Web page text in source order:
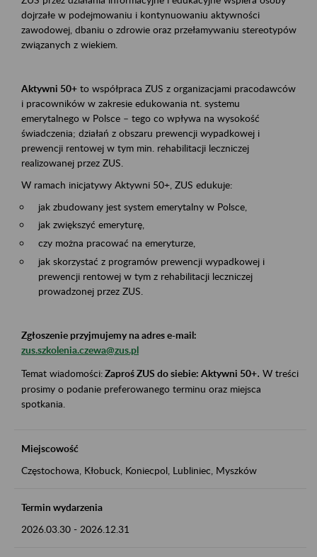
dojrzałe w podejmowaniu i kontynuowaniu aktywności
zawodowej, dbaniu o zdrowie oraz przełamywaniu stereotypów
związanych z wiekiem.
Aktywni 50+ to współpraca ZUS z organizacjami pracodawców
i pracowników w zakresie edukowania nt. systemu
emerytalnego w Polsce – tego co wpływa na wysokość
świadczenia; działań z obszaru prewencji wypadkowej i
prewencji rentowej w tym min. rehabilitacji leczniczej
realizowanej przez ZUS.
W ramach inicjatywy Aktywni 50+, ZUS edukuje:
jak zbudowany jest system emerytalny w Polsce,
jak zwiększyć emeryturę,
czy można pracować na emeryturze,
jak skorzystać z programów prewencji wypadkowej i
prewencji rentowej w tym z rehabilitacji leczniczej
prowadzonej przez ZUS.
Zgłoszenie przyjmujemy na adres e-mail:
zus.szkolenia.czewa@zus.pl
Temat wiadomości:Zaproś ZUS do siebie: Aktywni 50+. W treści
prosimy o podanie preferowanego terminu oraz miejsca
spotkania.
Miejscowość
Częstochowa, Kłobuck, Koniecpol, Lubliniec, Myszków
Termin wydarzenia
2026.03.30 - 2026.12.31